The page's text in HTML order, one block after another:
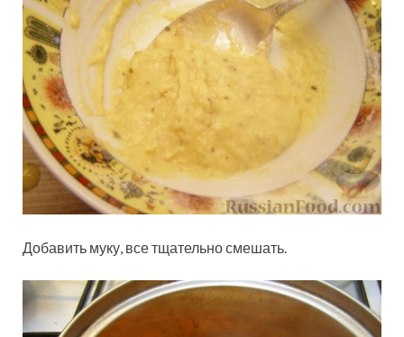
Добавить муку, все тщательно смешать.